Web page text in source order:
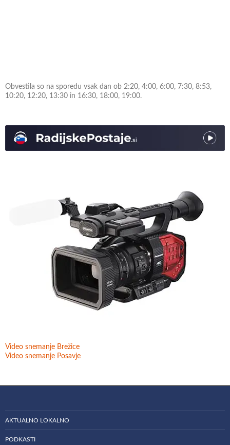
Obvestila so na sporedu vsak dan ob 2:20, 4:00, 6:00, 7:30, 8:53,
10:20, 12:20, 13:30 in 16:30, 18:00, 19:00.
Video snemanje Brežice
Video snemanje Posavje
AKTUALNO LOKALNO
PODKASTI